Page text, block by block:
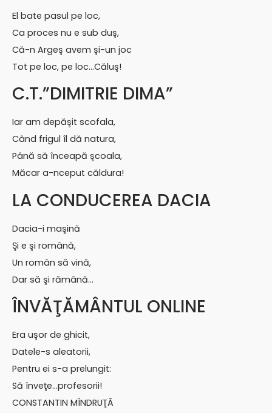
El bate pasul pe loc,
Ca proces nu e sub duş,
Că-n Argeş avem şi-un joc
Tot pe loc, pe loc…Căluş!
C.T.”DIMITRIE DIMA”
Iar am depăşit scofala,
Când frigul îl dă natura,
Până să înceapă şcoala,
Măcar a-nceput căldura!
LA CONDUCEREA DACIA
Dacia-i maşină
Şi e şi română,
Un român să vină,
Dar să şi rămână…
ÎNVĂŢĂMÂNTUL ONLINE
Era uşor de ghicit,
Datele-s aleatorii,
Pentru ei s-a prelungit:
Să înveţe…profesorii!
CONSTANTIN MÎNDRUŢĂ